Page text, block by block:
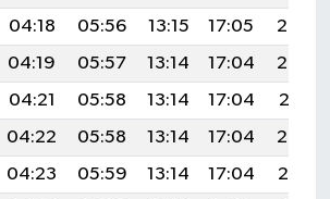
04:18 05:56 13:15 17:05
20:23
04:19 05:57 13:14 17:04
20:22
04:21 05:58 13:14 17:04
20:21
04:22 05:58 13:14 17:04
20:20
04:23 05:59 13:14 17:04
20:19